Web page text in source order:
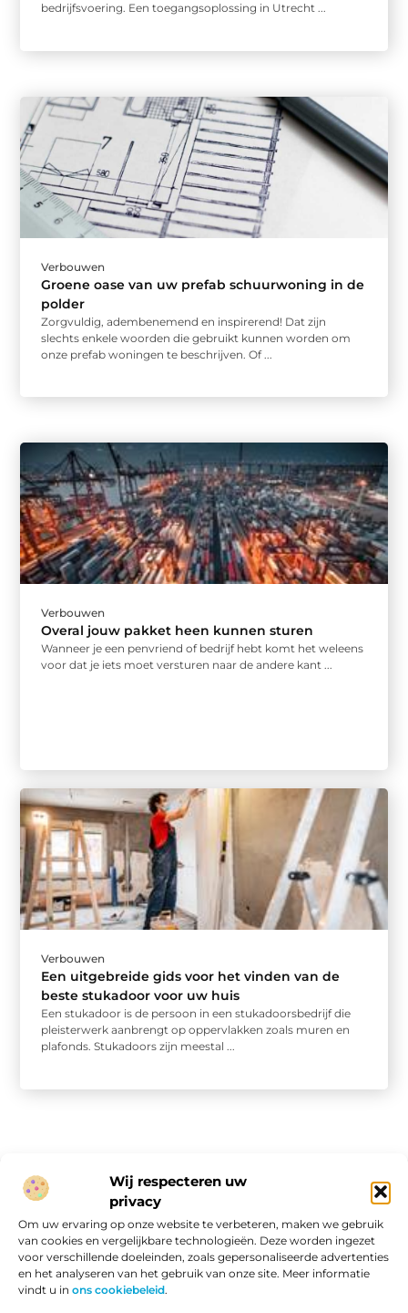
Wij respecteren uw
privacy
Om uw ervaring op onze website te verbeteren, maken we gebruik
van cookies en vergelijkbare technologieën. Deze worden ingezet
voor verschillende doeleinden, zoals gepersonaliseerde advertenties
en het analyseren van het gebruik van onze site. Meer informatie
vindt u in ons cookiebeleid.
bedrijfsvoering. Een toegangsoplossing in Utrecht ...
Verbouwen
Groene oase van uw prefab schuurwoning in de
polder
Zorgvuldig, adembenemend en inspirerend! Dat zijn
slechts enkele woorden die gebruikt kunnen worden om
onze prefab woningen te beschrijven. Of ...
Verbouwen
Overal jouw pakket heen kunnen sturen
Wanneer je een penvriend of bedrijf hebt komt het weleens
voor dat je iets moet versturen naar de andere kant ...
Verbouwen
Een uitgebreide gids voor het vinden van de
beste stukadoor voor uw huis
Een stukadoor is de persoon in een stukadoorsbedrijf die
pleisterwerk aanbrengt op oppervlakken zoals muren en
plafonds. Stukadoors zijn meestal ...
Onze informatie